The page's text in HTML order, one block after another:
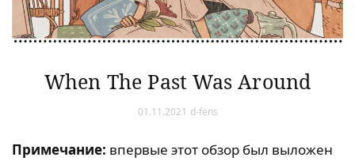
When The Past Was Around
01.11.2021 d-fens
Примечание: впервые этот обзор был выложен